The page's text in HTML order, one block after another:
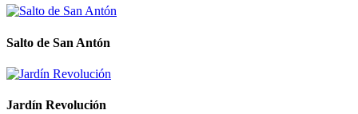
Salto de San Antón
Jardín Revolución